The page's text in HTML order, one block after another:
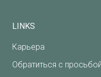
LINKS
Карьера
Обратиться с просьбой